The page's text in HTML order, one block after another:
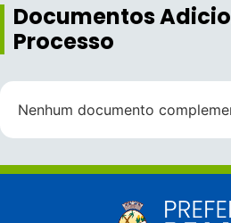
Documentos
Processo
Nenhum documento